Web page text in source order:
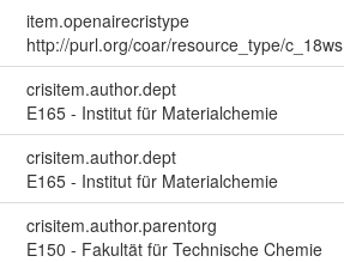
item.openairecristype
http://purl.org/coar/resource_type/c_18ws
crisitem.author.dept
E165 - Institut für Materialchemie
crisitem.author.dept
E165 - Institut für Materialchemie
crisitem.author.parentorg
E150 - Fakultät für Technische Chemie